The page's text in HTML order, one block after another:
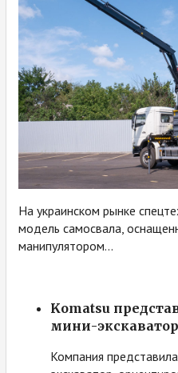
На украинском рынке
модель самосвала,
манипулятором...
Komatsu
мини-
Компания